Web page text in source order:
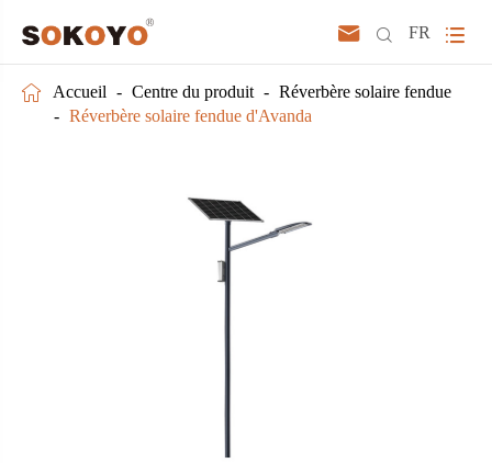
  FR 
 Accueil Centre du produit
Réverbère solaire fendue
Réverbère solaire fendue d'Avanda